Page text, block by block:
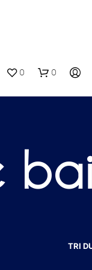
0 0
R
TRI